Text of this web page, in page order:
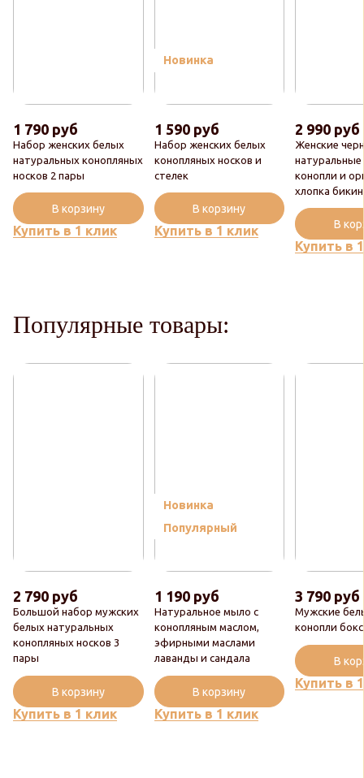
Набор женских белых
натуральных конопляных
носков 2 пары
1 790 руб
Купить в 1 клик
В корзину
Новинка
Набор женских белых
конопляных носков и
стелек
1 590 руб
Купить в 1 клик
В корзину
Женские
конопли и
хлопка
2 990 руб
Купить в
В
Популярные товары:
Большой набор мужских
белых натуральных
конопляных носков 3
пары
2 790 руб
Купить в 1 клик
В корзину
Новинка
Популярный
Натуральное мыло с
конопляным маслом,
эфирными маслами
лаванды и сандала
1 190 руб
Купить в 1 клик
В корзину
Мужские
конопли
3 790 руб
Купить в
В